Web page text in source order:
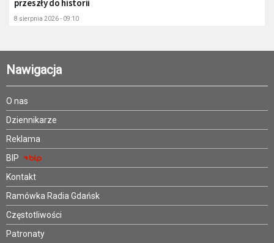
przeszły do historii
8 sierpnia 2026 - 09:10
Nawigacja
O nas
Dziennikarze
Reklama
BIP
Kontakt
Ramówka Radia Gdańsk
Częstotliwości
Patronaty